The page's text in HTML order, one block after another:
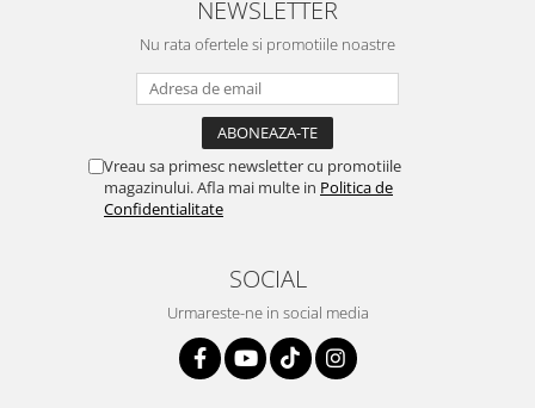
NEWSLETTER
Nu rata ofertele si promotiile noastre
Vreau sa primesc newsletter cu promotiile
magazinului. Afla mai multe in Politica de
Confidentialitate
SOCIAL
Urmareste-ne in social media